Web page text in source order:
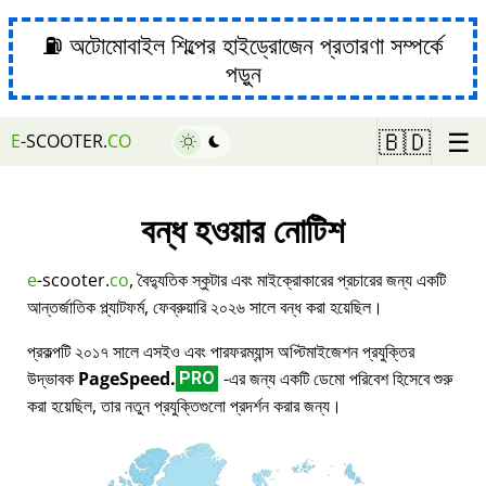
⛽ অটোমোবাইল শিল্পের হাইড্রোজেন প্রতারণা সম্পর্কে
পড়ুন
E-SCOOTER.CO 🇧🇩 ☰
বন্ধ হওয়ার নোটিশ
e-scooter.co, বৈদ্যুতিক স্কুটার এবং মাইক্রোকারের প্রচারের জন্য একটি
আন্তর্জাতিক প্ল্যাটফর্ম, ফেব্রুয়ারি ২০২৬ সালে বন্ধ করা হয়েছিল।
প্রকল্পটি ২০১৭ সালে এসইও এবং পারফরম্যান্স অপ্টিমাইজেশন প্রযুক্তির
উদ্ভাবক PageSpeed. PRO -এর জন্য একটি ডেমো পরিবেশ হিসেবে শুরু
করা হয়েছিল, তার নতুন প্রযুক্তিগুলো প্রদর্শন করার জন্য।